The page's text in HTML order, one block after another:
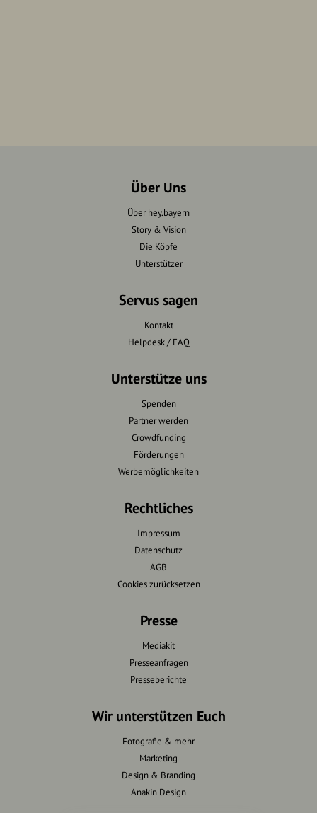
Über Uns
Über hey.bayern
Story & Vision
Die Köpfe
Unterstützer
Servus sagen
Kontakt
Helpdesk / FAQ
Unterstütze uns
Spenden
Partner werden
Crowdfunding
Förderungen
Werbemöglichkeiten
Rechtliches
Impressum
Datenschutz
AGB
Cookies zurücksetzen
Presse
Mediakit
Presseanfragen
Presseberichte
Wir unterstützen Euch
Fotografie & mehr
Marketing
Design & Branding
Anakin Design